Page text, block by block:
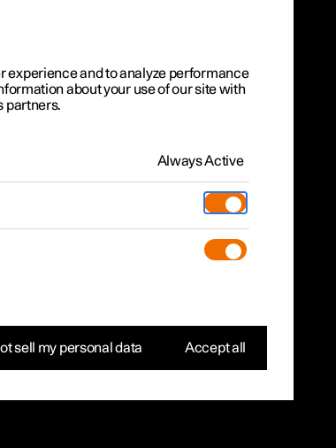
experience and to analyze performance
about your use of our site with
partners.
Always Active
sell my personal data Accept all